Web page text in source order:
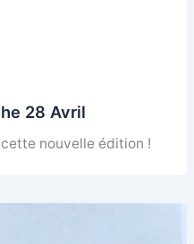
28 Avril
nouvelle édition !